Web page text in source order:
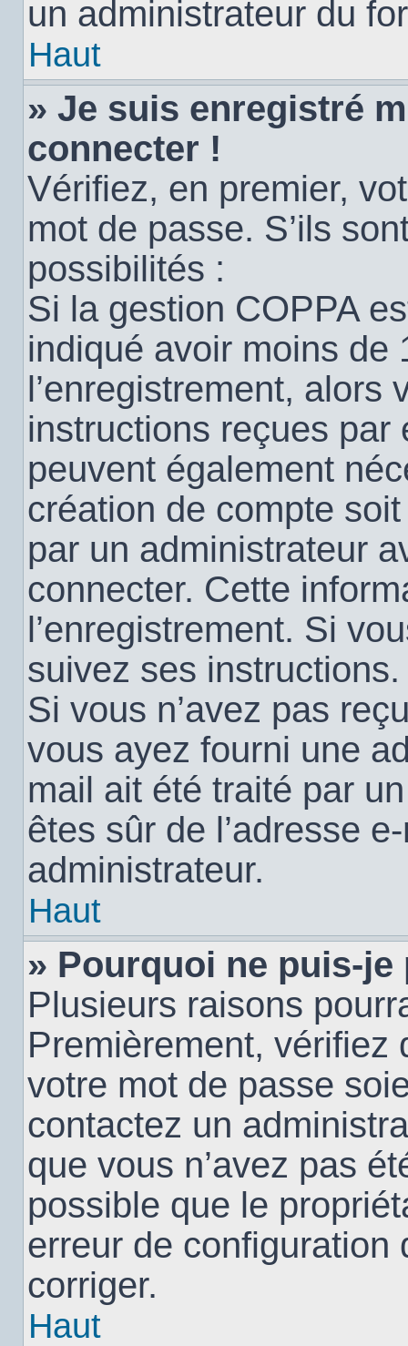
un administrateur du
Haut
» Je suis enregistré
connecter !
Vérifiez, en premier,
mot de passe. S’ils
possibilités :
Si la gestion COPPA
indiqué avoir moins de
l’enregistrement, alors
instructions reçues par
peuvent également
création de compte
par un administrateur
connecter. Cette
l’enregistrement. Si
suivez ses instructions.
Si vous n’avez pas
vous ayez fourni une
mail ait été traité par
êtes sûr de l’adresse
administrateur.
Haut
» Pourquoi ne puis-
Plusieurs raisons
Premièrement, vérifiez
votre mot de passe
contactez un
que vous n’avez pas
possible que le
erreur de configuration
corriger.
Haut